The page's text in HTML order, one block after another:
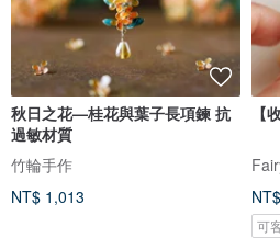
秋日之花—桂花與葉子長項鍊 抗
過敏材質
竹輪手作
NT$ 1,013
【
可